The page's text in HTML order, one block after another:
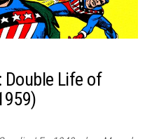
Double Life of